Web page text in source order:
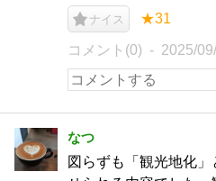
ナイス ★31
コメント(0) 2025/
なつ
図らずも「観光地化